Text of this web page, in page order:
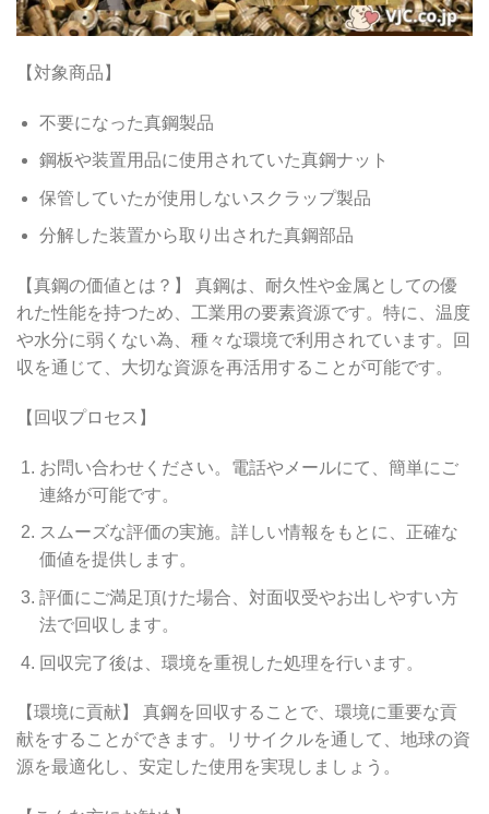
【対象商品】
不要になった真鋼製品
鋼板や装置用品に使用されていた真鋼ナット
保管していたが使用しないスクラップ製品
分解した装置から取り出された真鋼部品
【真鋼の価値とは？】 真鋼は、耐久性や金属としての優
れた性能を持つため、工業用の要素資源です。特に、温度
や水分に弱くない為、種々な環境で利用されています。回
収を通じて、大切な資源を再活用することが可能です。
【回収プロセス】
お問い合わせください。電話やメールにて、簡単にご
連絡が可能です。
スムーズな評価の実施。詳しい情報をもとに、正確な
価値を提供します。
評価にご満足頂けた場合、対面収受やお出しやすい方
法で回収します。
回収完了後は、環境を重視した処理を行います。
【環境に貢献】 真鋼を回収することで、環境に重要な貢
献をすることができます。リサイクルを通して、地球の資
源を最適化し、安定した使用を実現しましょう。